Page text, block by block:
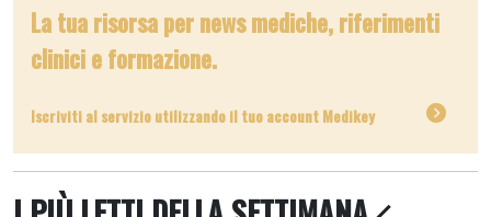
La tua risorsa per news mediche, riferimenti
clinici e formazione.
Iscriviti al servizio utilizzando il tuo account Medikey